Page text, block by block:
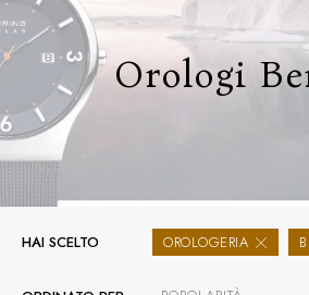
Orologi
HAI SCELTO OROLOGERIA